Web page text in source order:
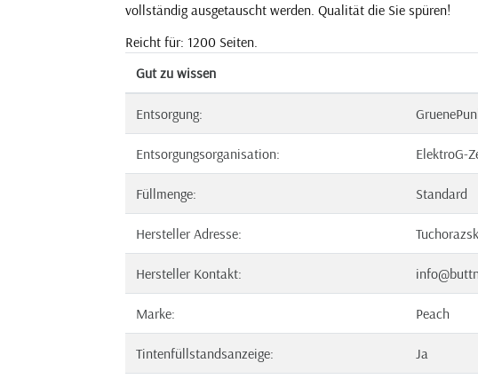
vollständig ausgetauscht werden. Qualität die Sie spüren!
Reicht für: 1200 Seiten.
Gut zu wissen
Entsorgung:
Entsorgungsorganisation: ElektroG-
Füllmenge: Standard
Hersteller Adresse:
Hersteller Kontakt:
Marke: Peach
Tintenfüllstandsanzeige: Ja